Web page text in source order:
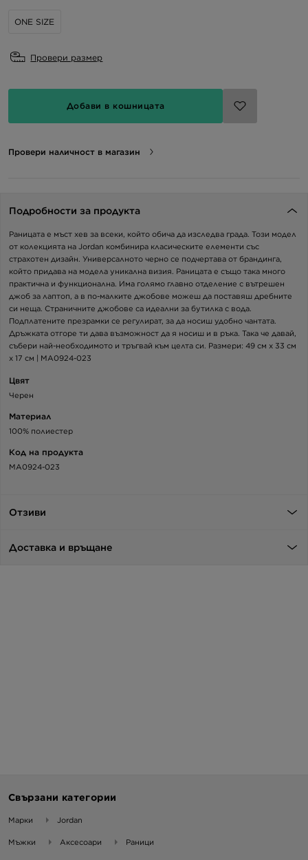
ONE SIZE
Провери размер
Добави в кошницата
Провери наличност в магазин
Подробности за продукта
Раницата е мъст хев за всеки, който обича да изследва града. Този модел
от колекцията на Jordan комбинира класическите елементи със
страхотен дизайн. Универсалното черно се подчертава от брандинга,
който придава на модела уникална визия. Раницата е също така много
практична и функционална. Има голямо главно отделение с вътрешен
джоб за лаптоп, а в по-малките джобове можеш да поставяш дребните
си неща. Страничните джобове са идеални за бутилка с вода.
Подплатените презрамки се регулират, за да носиш удобно чантата.
Дръжката отгоре ти дава възможност да я носиш и в ръка. Така че давай,
събери най-необходимото и тръгвай към целта си. Размери: 49 см x 33 см
x 17 см | MA0924-023
Цвят
Черен
Материал
100% полиестер
Код на продукта
MA0924-023
Отзиви
Доставка и връщане
Свързани категории
Марки Jordan
Мъжки Аксесоари Раници